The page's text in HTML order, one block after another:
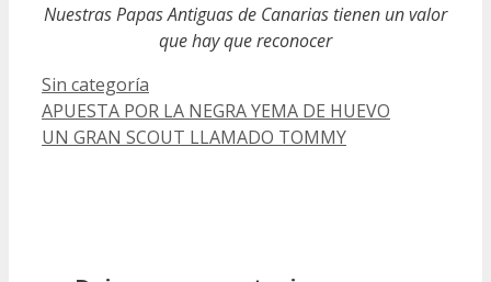
Nuestras Papas Antiguas de Canarias tienen un valor
que hay que reconocer
Categorías
Sin categoría
Post
APUESTA POR LA NEGRA YEMA DE HUEVO
UN GRAN SCOUT LLAMADO TOMMY